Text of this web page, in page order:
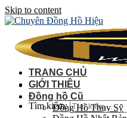
Skip to content
Tìm kiếm:
TRANG CHỦ
GIỚI THIỆU
Đồng hồ Cũ
Đồng Hồ Thụy Sỹ